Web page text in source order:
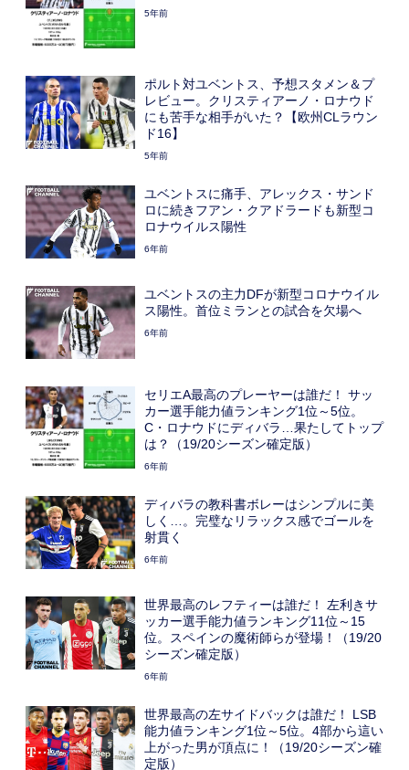
5年前
ポルト対ユベントス、予想スタメン＆プ
レビュー。クリスティアーノ・ロナウド
にも苦手な相手がいた？【欧州CLラウン
ド16】
5年前
ユベントスに痛手、アレックス・サンド
ロに続きフアン・クアドラードも新型コ
ロナウイルス陽性
6年前
ユベントスの主力DFが新型コロナウイル
ス陽性。首位ミランとの試合を欠場へ
6年前
セリエA最高のプレーヤーは誰だ！ サッ
カー選手能力値ランキング1位～5位。
C・ロナウドにディバラ…果たしてトップ
は？（19/20シーズン確定版）
6年前
ディバラの教科書ボレーはシンプルに美
しく…。完璧なリラックス感でゴールを
射貫く
6年前
世界最高のレフティーは誰だ！ 左利きサ
ッカー選手能力値ランキング11位～15
位。スペインの魔術師らが登場！（19/20
シーズン確定版）
6年前
世界最高の左サイドバックは誰だ！ LSB
能力値ランキング1位～5位。4部から這い
上がった男が頂点に！（19/20シーズン確
定版）